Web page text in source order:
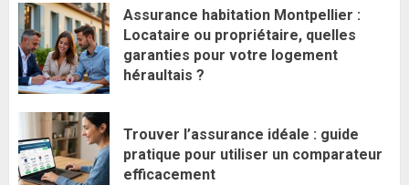
Assurance habitation Montpellier :
Locataire ou propriétaire, quelles
garanties pour votre logement
héraultais ?
Trouver l’assurance idéale : guide
pratique pour utiliser un comparateur
efficacement